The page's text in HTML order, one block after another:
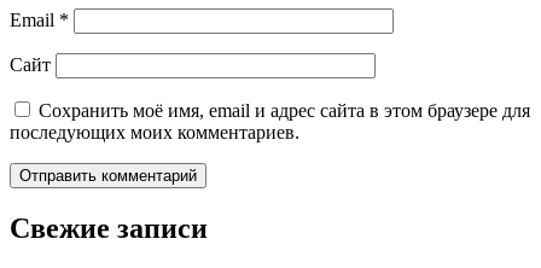
Email *
Сайт
Сохранить моё имя, email и адрес сайта в этом браузере для
последующих моих комментариев.
Свежие записи